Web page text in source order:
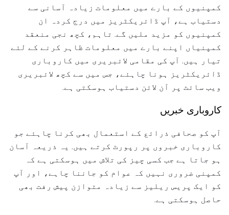
کمپنیوں کے بارے میں معلومات زیادہ آسانی سے
دستیاب ہے، آپ ڈائریکٹریز میں درج کردہ ان
کمپنیوں کو مزید ملیں گے. تاہم، کچھ نجی منعقد
کمپنیاں اپنے بارے میں معلومات ظاہر کرنے کے لئے
تیار ہیں. آپ کی مقامی لائبریری میں کاروباری
ڈائریکٹریز ہونا چاہئے، جس میں سے کچھ لائبریری
ویب سائٹ پر آن لائن دستیاب ہوسکتی ہے.
کاروباری خبریں
آپ کو صحافی ذرائع کے استعمال بھی کرنا چاہئے جو
کاروباری خبروں پر رپورٹ کرتے ہیں. یہ ذریعہ آسان
ہو جاتا ہے جب کسی چیز کی تلاش میں ہوسکتی ہے کہ
کمپنی ضروری نہیں کہ عوام کو جاننا چاہے، اور آپ
کو ایک پریس ریلیز سے زیادہ متوازن پیش رفت بھی
حاصل ہوسکتی ہے.